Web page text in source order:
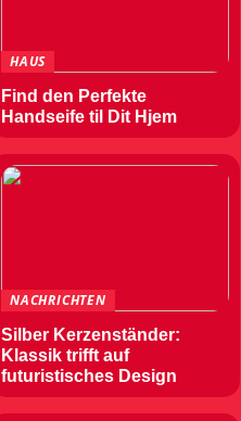
HAUS
Find den Perfekte
Handseife til Dit Hjem
NACHRICHTEN
Silber Kerzenständer:
Klassik trifft auf
futuristisches Design